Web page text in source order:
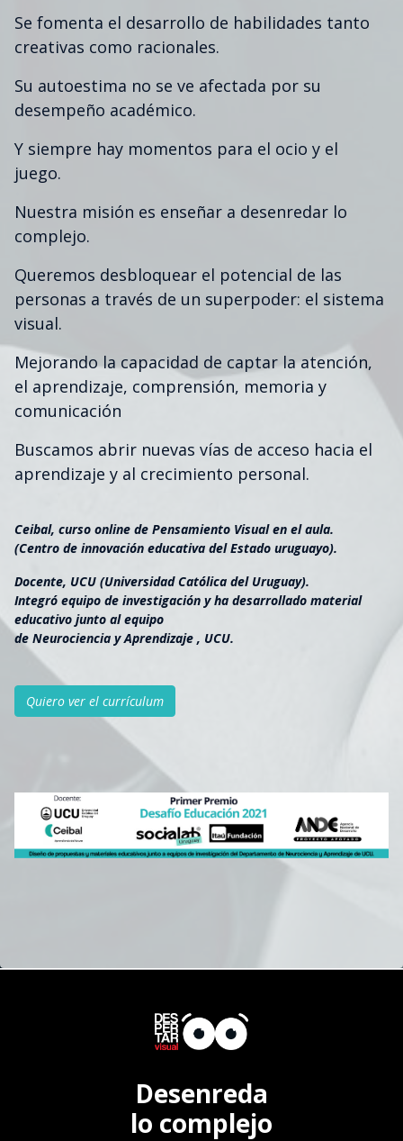
Se fomenta el desarrollo de habilidades tanto
creativas como racionales.
Su autoestima no se ve afectada por su
desempeño académico.
Y siempre hay momentos para el ocio y el
juego.
Nuestra misión es enseñar a desenredar lo
complejo.
Queremos desbloquear el potencial de las
personas a través de un superpoder: el sistema
visual.
Mejorando la capacidad de captar la atención,
el aprendizaje, comprensión, memoria y
comunicación
Buscamos abrir nuevas vías de acceso hacia el
aprendizaje y al crecimiento personal.
Ceibal, curso online de Pensamiento Visual en el aula.
(Centro de innovación educativa del Estado uruguayo).
Docente, UCU (Universidad Católica del Uruguay).
Integró equipo de investigación y ha desarrollado material
educativo junto al equipo
de Neurociencia y Aprendizaje , UCU.
Quiero ver el currículum
Desenreda
lo complejo